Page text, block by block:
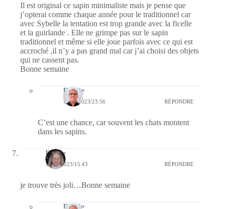
Il est original ce sapin minimaliste mais je pense que
j’opterai comme chaque année pour le traditionnel car
avec Sybelle la tentation est trop grande avec la ficelle
et la guirlande . Elle ne grimpe pas sur le sapin
traditionnel et même si elle joue parfois avec ce qui est
accroché ,il n’y a pas grand mal car j’ai choisi des objets
qui ne cassent pas.
Bonne semaine
Bernie
13/11/2023/23:56 RÉPONDRE
C’est une chance, car souvent les chats montent
dans les sapins.
Renée
13/11/2023/15:43 RÉPONDRE
je trouve très joli…Bonne semaine
Bernie